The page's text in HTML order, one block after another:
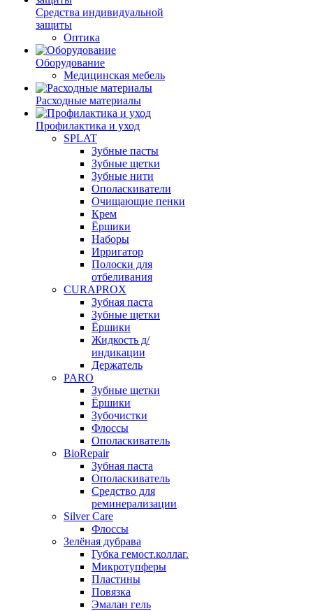
Средства индивидуальной
защиты
Оптика
Оборудование
Медицинская мебель
Расходные материалы
Профилактика и уход
SPLAT
Зубные пасты
Зубные щетки
Зубные нити
Ополаскиватели
Очищающие пенки
Крем
Ёршики
Наборы
Ирригатор
Полоски для
отбеливания
CURAPROX
Зубная паста
Зубные щетки
Ёршики
Жидкость д/
индикации
Держатель
PARO
Зубные щетки
Ёршики
Зубочистки
Флоссы
Ополаскиватель
BioRepair
Зубная паста
Ополаскиватель
Средство для
реминерализации
Silver Care
Флоссы
Зелёная дубрава
Губка гемост.коллаг.
Микротупферы
Пластины
Повязка
Эмалан гель